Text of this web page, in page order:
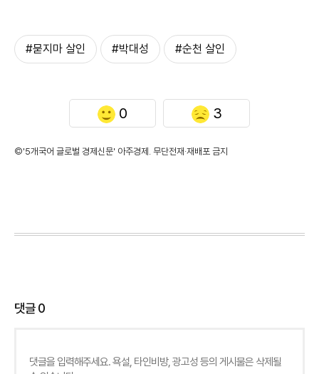
#묻지마 살인 #박대성 #순천 살인
0 3
©'5개국어 글로벌 경제신문' 아주경제. 무단전재·재배포 금지
댓글0